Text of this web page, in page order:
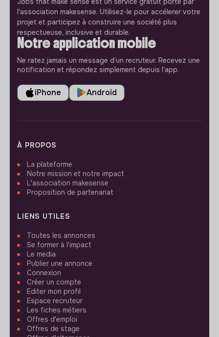
l'association makesense. Utilisez-le pour accélerer votre
projet et participez à construire une société plus
respectueuse, inclusive et durable.
Notre application mobile
Ne ratez jamais un message d’un recruteur. Recevez une
notification et répondez simplement depuis l’app.
iPhone Android
À PROPOS
La plateforme
Notre mission et notre impact
L'association makesense
Proposition de partenariat
LIENS UTILES
Toutes les annonces
Se former à l'impact
Le media
Publier une annonce
Connexion
Créer un compte
Editer mon profil
Espace recruteur
Les fiches métiers
Offres d'emploi
Offres de stage